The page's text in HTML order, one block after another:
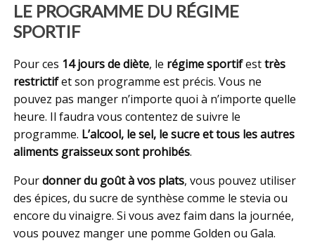
LE PROGRAMME DU RÉGIME
SPORTIF
Pour ces 14 jours de diète, le régime sportifesttrès
restrictifet son programme est précis. Vous ne
pouvez pas manger n’importe quoi à n’importe quelle
heure. Il faudra vous contentez de suivre le
programme. L’alcool, le sel, le sucre et tous les autres
aliments graisseux sont prohibés.
Pourdonner du goût à vos plats, vous pouvez utiliser
des épices, du sucre de synthèse comme le stevia ou
encore du vinaigre. Si vous avez faim dans la journée,
vous pouvez manger une pomme Golden ou Gala.